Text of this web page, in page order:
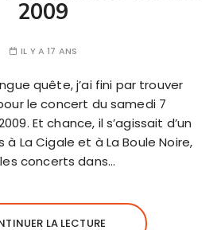
2009
IL Y A 17 ANS
quête, j’ai fini par trouver
le concert du samedi 7
Et chance, il s’agissait d’un
La Cigale et à La Boule Noire,
concerts dans…
LA LECTURE